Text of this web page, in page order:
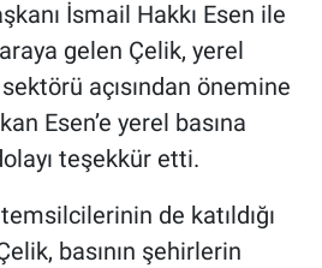
İsmail Hakkı Esen ile
gelen Çelik, yerel
açısından önemine
Esen’e yerel basına
teşekkür etti.
de katıldığı
basının şehirlerin